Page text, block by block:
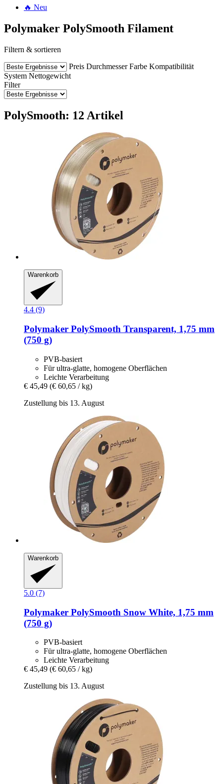
🔥 Neu
Polymaker PolySmooth Filament
Filtern & sortieren
Preis Durchmesser Farbe Kompatibilität
System Nettogewicht
Filter
PolySmooth: 12 Artikel
Warenkorb
4.4 (9)
Polymaker PolySmooth Transparent, 1,75 mm
(750 g)
PVB-basiert
Für ultra-glatte, homogene Oberflächen
Leichte Verarbeitung
€ 45,49 (€ 60,65 / kg)
Zustellung bis 13. August
Warenkorb
5.0 (7)
Polymaker PolySmooth Snow White, 1,75 mm
(750 g)
PVB-basiert
Für ultra-glatte, homogene Oberflächen
Leichte Verarbeitung
€ 45,49 (€ 60,65 / kg)
Zustellung bis 13. August